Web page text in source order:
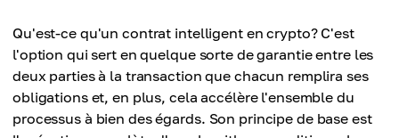
Qu'est-ce qu'un contrat intelligent en crypto? C'est
l'option qui sert en quelque sorte de garantie entre les
deux parties à la transaction que chacun remplira ses
obligations et, en plus, cela accélère l'ensemble du
processus à bien des égards. Son principe de base est